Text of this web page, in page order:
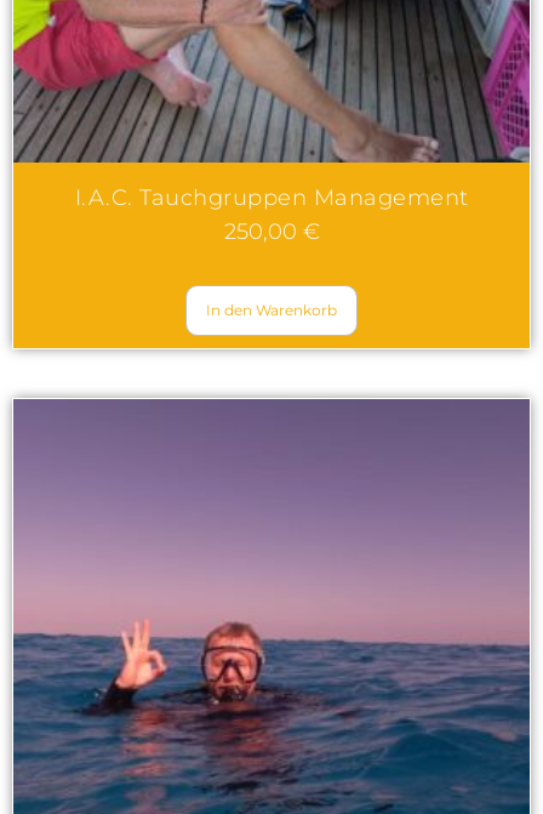
I.A.C. Tauchgruppen Management
250,00 €
In den Warenkorb